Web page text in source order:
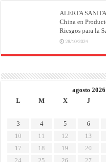
ALERTA
China en
Riesgos para la
28/10/2024
agosto 2026
L
M X J
3
4 5 6
10
11 12 13
17
18 19 20
24
25 26 27